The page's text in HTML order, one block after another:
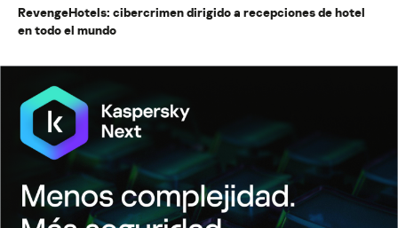
RevengeHotels: cibercrimen dirigido a recepciones de hotel
en todo el mundo